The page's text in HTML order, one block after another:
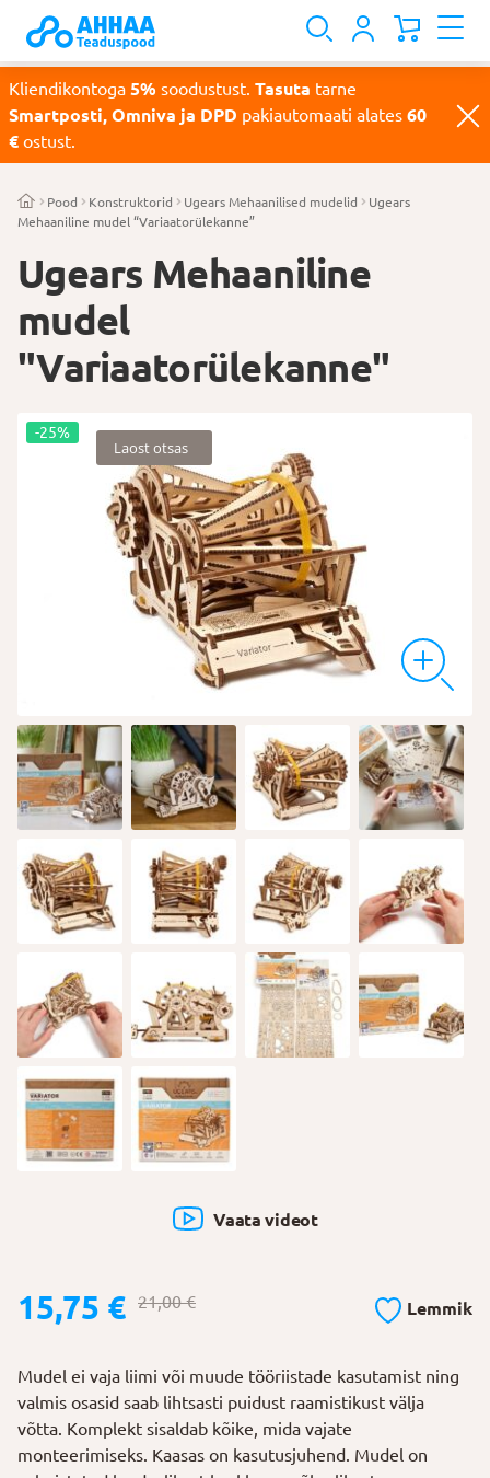
Kliendikontoga 5% soodustust. Tasuta tarne
Smartposti, Omniva ja DPD pakiautomaati alates 60
€ ostust.
Pood Konstruktorid Ugears Mehaanilised mudelid
Ugears
Mehaaniline mudel “Variaatorülekanne”
Ugears Mehaaniline
mudel
"Variaatorülekanne"
-25%
Laost otsas
Vaata videot
21,00€
Algne
hind
21,00 €.
15,75 €
Praegune
hind
15,75 €.
Lemmik
Mudel ei vaja liimi või muude tööriistade kasutamist ning
valmis osasid saab lihtsasti puidust raamistikust välja
võtta. Komplekt sisaldab kõike, mida vajate
monteerimiseks. Kaasas on kasutusjuhend. Mudel on